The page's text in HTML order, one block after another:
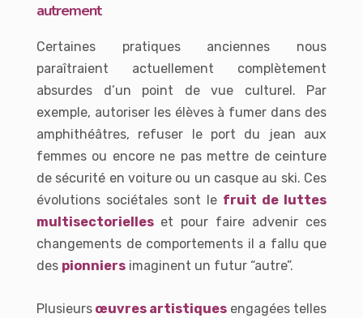
autrement
Certaines pratiques anciennes nous
paraîtraient actuellement complètement
absurdes d’un point de vue culturel. Par
exemple, autoriser les élèves à fumer dans des
amphithéâtres, refuser le port du jean aux
femmes ou encore ne pas mettre de ceinture
de sécurité en voiture ou un casque au ski. Ces
évolutions sociétales sont le fruit de luttes
multisectorielles et pour faire advenir ces
changements de comportements il a fallu que
des pionniers imaginent un futur “autre”.
Plusieurs œuvres artistiques engagées telles